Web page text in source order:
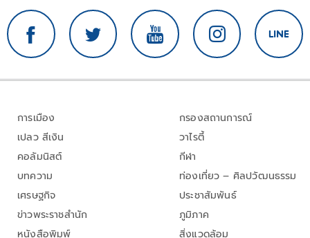
การเมือง
เปลว สีเงิน
คอลัมนิสต์
บทความ
เศรษฐกิจ
ข่าวพระราชสำนัก
หนังสือพิมพ์
กรองสถานการณ์
วาไรตี้
กีฬา
ท่องเที่ยว – ศิลปวัฒนธรรม
ประชาสัมพันธ์
ภูมิภาค
สิ่งแวดล้อม